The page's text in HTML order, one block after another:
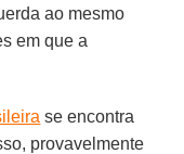
ao mesmo
em que a
se encontra
provavelmente